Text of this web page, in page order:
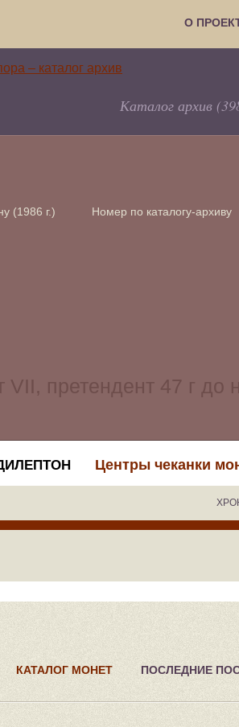
О
Каталог архив
(1986 г.) Номер по каталогу-архиву
Центры чеканки
КАТАЛОГ МОНЕТ ПОСЛЕДНИЕ